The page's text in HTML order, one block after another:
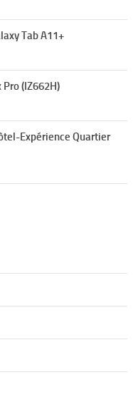
Tab A11+
Pro (IZ662H)
Expérience Quartier